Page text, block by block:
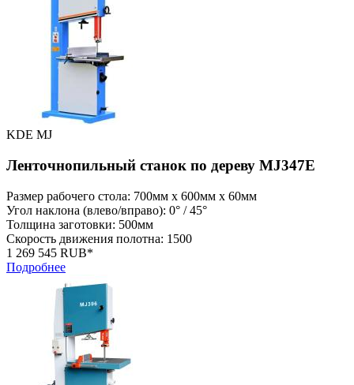
KDE MJ
Ленточнопильный станок по дереву MJ347E
Размер рабочего стола: 700мм x 600мм x 60мм
Угол наклона (влево/вправо): 0° / 45°
Толщина заготовки: 500мм
Скорость движения полотна: 1500
1 269 545 RUB*
Подробнее